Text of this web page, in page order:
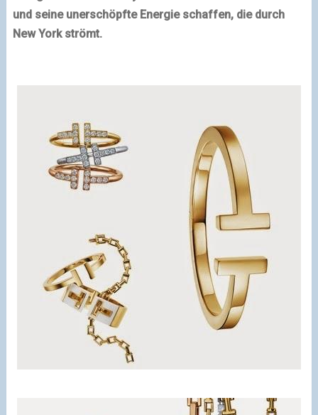
und seine unerschöpfte Energie schaffen, die durch
New Yorkströmt.